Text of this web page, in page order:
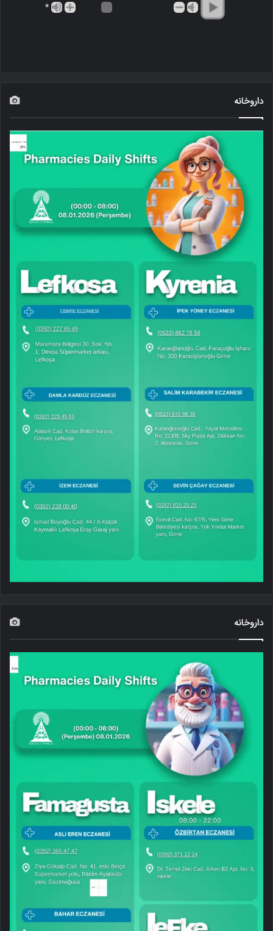
*
داروخانه
داروخانه